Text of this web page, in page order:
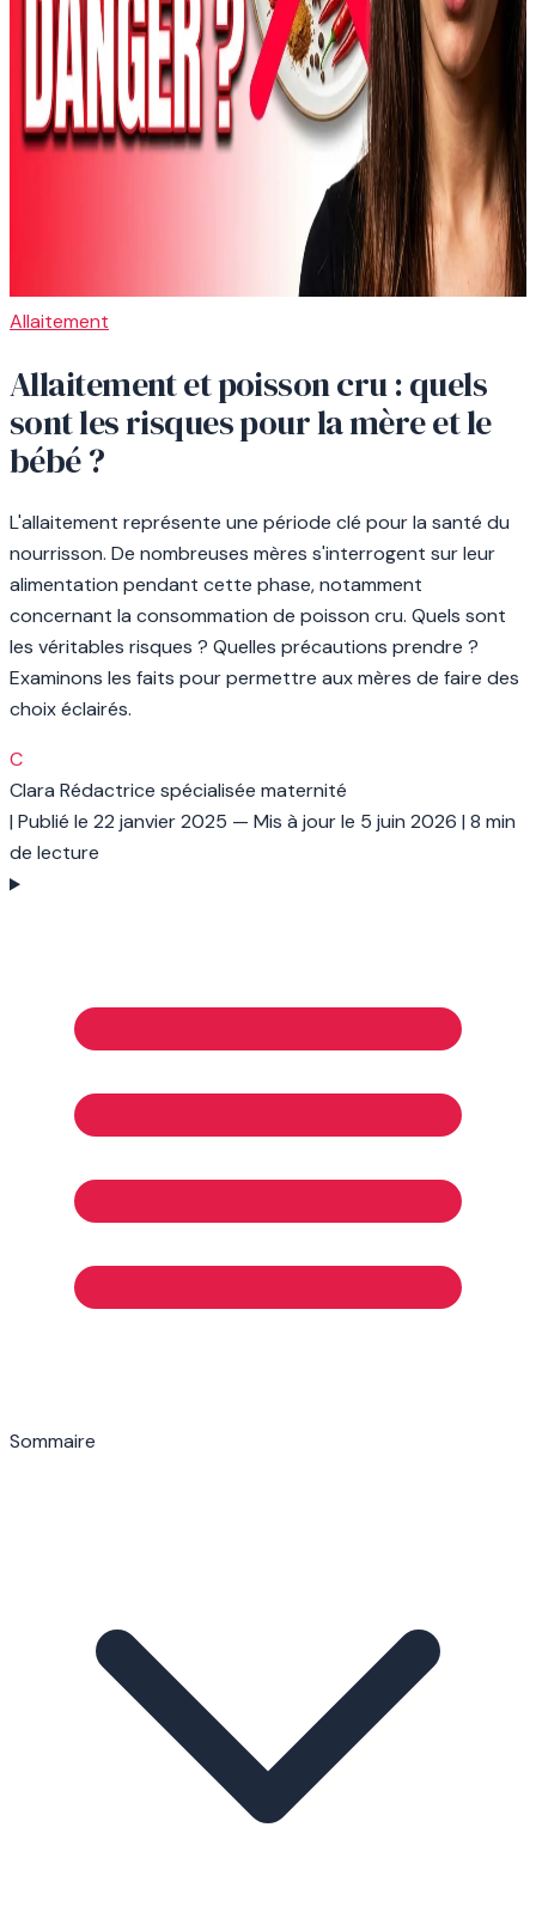
Allaitement
Allaitement et poisson cru : quels
sont les risques pour la mère et le
bébé ?
L'allaitement représente une période clé pour la santé du
nourrisson. De nombreuses mères s'interrogent sur leur
alimentation pendant cette phase, notamment
concernant la consommation de poisson cru. Quels sont
les véritables risques ? Quelles précautions prendre ?
Examinons les faits pour permettre aux mères de faire des
choix éclairés.
C
Clara Rédactrice spécialisée maternité
| Publié le 22 janvier 2025 — Mis à jour le 5 juin 2026 | 8 min
de lecture
Sommaire